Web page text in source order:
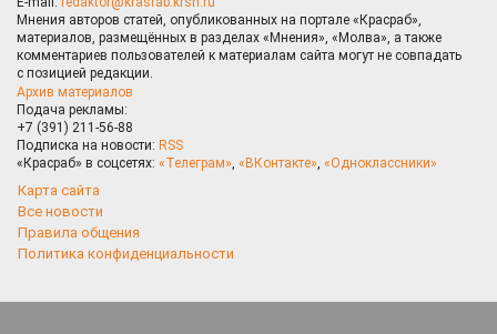
Мнения авторов статей, опубликованных на портале «Красраб»,
материалов, размещённых в разделах «Мнения», «Молва», а также
комментариев пользователей к материалам сайта могут не совпадать
с позицией редакции.
Архив материалов
Подача рекламы:
+7 (391) 211-56-88
Подписка на новости: RSS
«Красраб» в соцсетях: «Телеграм», «ВКонтакте», «Одноклассники»
Карта сайта
Все новости
Правила общения
Политика конфиденциальности